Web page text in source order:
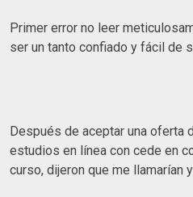
Primer error no leer
ser un tanto confiado y fácil de
Después de aceptar una oferta
estudios en línea con cede en
curso, dijeron que me llamarían